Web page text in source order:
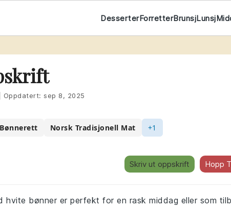
DesserterForretterBrunsjLunsj
Oppdatert: sep 8, 2025
Norsk Tradisjonell Mat +1
Skriv ut oppskrift Hopp
hvite bønner er perfekt for en rask middag eller som